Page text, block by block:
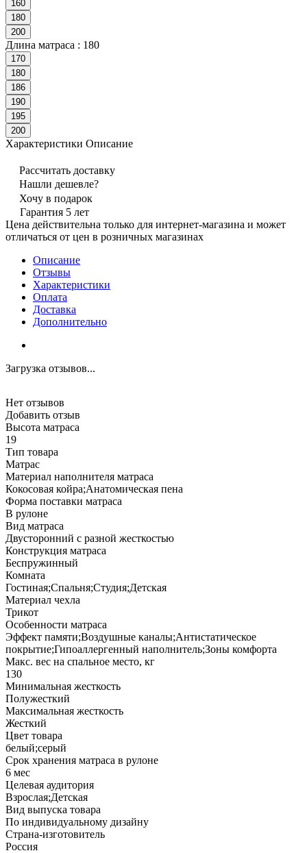
160
180
200
Длина матраса : 180
170
180
186
190
195
200
Характеристики Описание
Рассчитать доставку
Нашли дешевле?
Хочу в подарок
Гарантия 5 лет
Цена действительна только для интернет-магазина и может
отличаться от цен в розничных магазинах
Описание
Отзывы
Характеристики
Оплата
Доставка
Дополнительно
Загрузка отзывов...
Нет отзывов
Добавить отзыв
Высота матраса
19
Тип товара
Матрас
Материал наполнителя матраса
Кокосовая койра;Анатомическая пена
Форма поставки матраса
В рулоне
Вид матраса
Двусторонний с разной жесткостью
Конструкция матраса
Беспружинный
Комната
Гостиная;Спальня;Студия;Детская
Материал чехла
Трикот
Особенности матраса
Эффект памяти;Воздушные каналы;Антистатическое
покрытие;Гипоаллергенный наполнитель;Зоны комфорта
Макс. вес на спальное место, кг
130
Минимальная жесткость
Полужесткий
Максимальная жесткость
Жесткий
Цвет товара
белый;серый
Срок хранения матраса в рулоне
6 мес
Целевая аудитория
Взрослая;Детская
Вид выпуска товара
По индивидуальному дизайну
Страна-изготовитель
Россия